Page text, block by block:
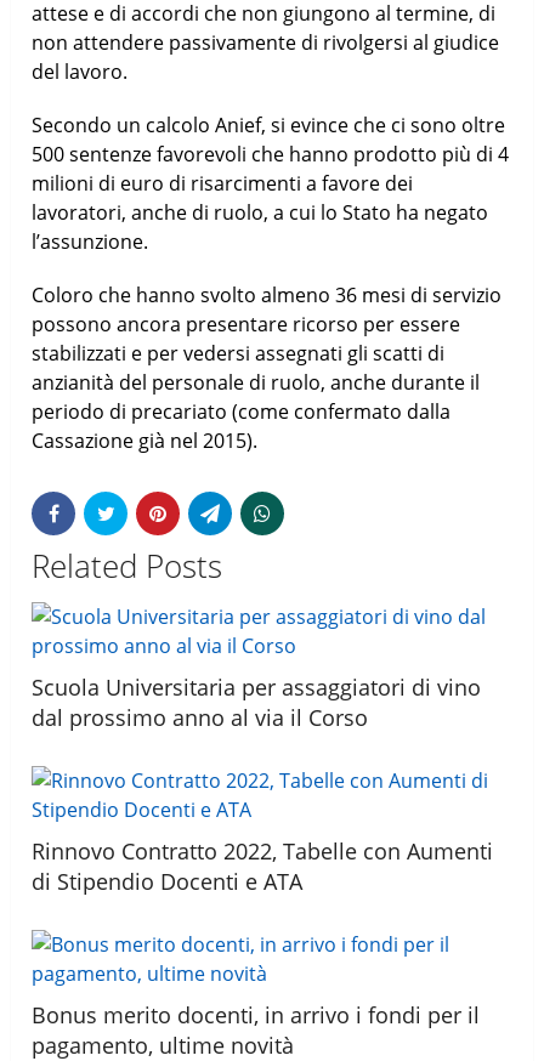
attese e di accordi che non giungono al termine, di
non attendere passivamente di rivolgersi al giudice
del lavoro.
Secondo un calcolo Anief, si evince che ci sono oltre
500 sentenze favorevoli che hanno prodotto più di 4
milioni di euro di risarcimenti a favore dei
lavoratori, anche di ruolo, a cui lo Stato ha negato
l’assunzione.
Coloro che hanno svolto almeno 36 mesi di servizio
possono ancora presentare ricorso per essere
stabilizzati e per vedersi assegnati gli scatti di
anzianità del personale di ruolo, anche durante il
periodo di precariato (come confermato dalla
Cassazione già nel 2015).
Related Posts
Scuola Universitaria per assaggiatori di vino
dal prossimo anno al via il Corso
Rinnovo Contratto 2022, Tabelle con Aumenti
di Stipendio Docenti e ATA
Bonus merito docenti, in arrivo i fondi per il
pagamento, ultime novità